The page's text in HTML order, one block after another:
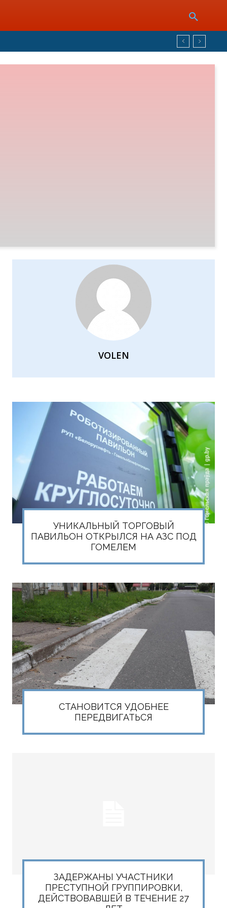
VOLEN
УНИКАЛЬНЫЙ ТОРГОВЫЙ
ПАВИЛЬОН ОТКРЫЛСЯ НА АЗС ПОД
ГОМЕЛЕМ
СТАНОВИТСЯ УДОБНЕЕ
ПЕРЕДВИГАТЬСЯ
ЗАДЕРЖАНЫ УЧАСТНИКИ
ПРЕСТУПНОЙ ГРУППИРОВКИ,
ДЕЙСТВОВАВШЕЙ В ТЕЧЕНИЕ 27